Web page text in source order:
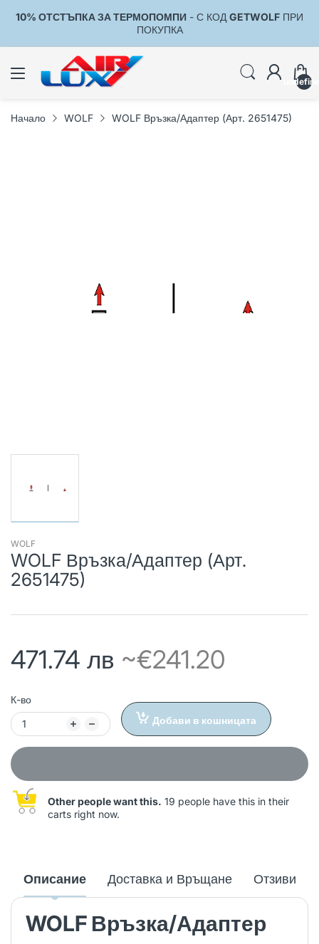
10% ОТСТЪПКА ЗА ТЕРМОПОМПИ - С КОД GETWOLF ПРИ
ПОКУПКА
Начало WOLF WOLF Връзка/Адаптер (Арт. 2651475)
WOLF
WOLF Връзка/Адаптер (Арт.
2651475)
471.74 лв ~€241.20
К-во
Добави в кошницата
Other people want this. 19 people have this in their
carts right now.
Описание Доставка и Връщане Отзиви
WOLF Връзка/Адаптер